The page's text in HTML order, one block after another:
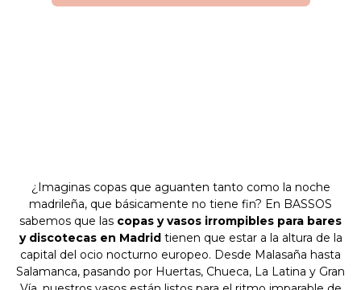
¿Imaginas copas que aguanten tanto como la noche
madrileña, que básicamente no tiene fin? En BASSOS
sabemos que las copas y vasos irrompibles para bares
y discotecas en Madridtienen que estar a la altura de la
capital del ocio nocturno europeo. Desde Malasaña hasta
Salamanca, pasando por Huertas, Chueca, La Latina y Gran